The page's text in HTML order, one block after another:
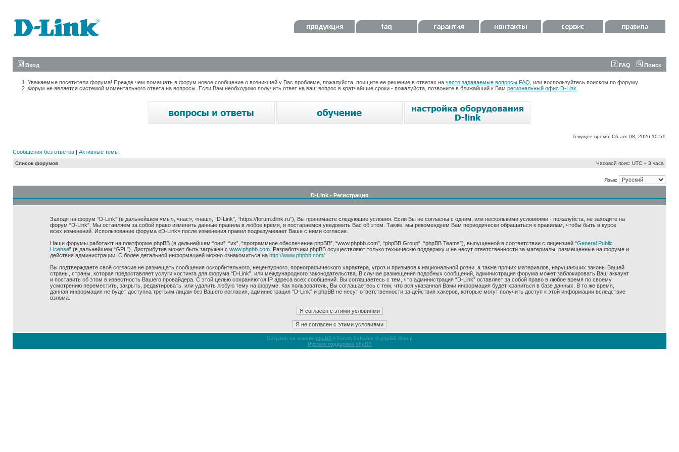
Вход FAQ Поиск
Уважаемые посетители форума! Прежде чем помещать в форум новое сообщение о возникшей у Вас проблеме, пожалуйста, поищите ее решение в ответах на часто задаваемые вопросы FAQ , или воспользуйтесь поиском по форуму.
Форум не является системой моментального ответа на вопросы. Если Вам необходимо получить ответ на ваш вопрос в кратчайшие сроки - пожалуйста, позвоните в ближайший к Вам региональный офис D-Link.
Текущее время: Сб авг 08, 2026 10:51
Сообщения без ответов | Активные темы
Список форумов Часовой пояс: UTC + 3 часа
Язык:
D-Link - Регистрация
Заходя на форум “D-Link” (в дальнейшем «мы», «нас», «наш», “D-Link”, “https://forum.dlink.ru”), Вы принимаете следующие условия. Если Вы не согласны с одним, или несколькими условиями - пожалуйста, не заходите на
форум “D-Link”. Мы оставляем за собой право изменить данные правила в любое время, и постараемся уведомить Вас об этом. Также, мы рекомендуем Вам периодически обращаться к правилам, чтобы быть в курсе
всех изменений. Использование форума «D-Link» после изменения правил подразумевает Ваше с ними согласие.
Наши форумы работают на платформе phpBB (в дальнейшем “они”, “их”, “программное обеспечение phpBB”, “www.phpbb.com”, “phpBB Group”, “phpBB Teams”), выпущенной в соответствии с лицензией “General Public
License” (в дальнейшем “GPL”). Дистрибутив может быть загружен с www.phpbb.com. Разработчики phpBB осуществляют только техническю поддержку и не несут ответственности за материалы, размещенные на форуме и
действия администрации. С более детальной информацией можно ознакомиться на http://www.phpbb.com/.
Вы подтверждаете своё согласие не размещать сообщения оскорбительного, нецензурного, порнографического характера, угроз и призывов к национальной розни, а также прочих материалов, нарушаюших законы Вашей
страны, страны, которая предоставляет услуги хостинга для форума “D-Link”, или международного законодательства. В случае размещения подобных сообщений, администрация форума может заблокировать Ваш аккаунт
и поставить об этом в известность Вашего провайдера. С этой целью сохраняются IP адреса всех сообщений. Вы соглашаетесь с тем, что администрация “D-Link” оставляет за собой право в любое время по своему
усмотрению переместить, закрыть, редактировать, или удалить любую тему на форуме. Как пользователь, Вы соглашаетесь с тем, что вся указанная Вами информация будет храниться в базе данных. В то же время,
данная информация не будет доступна третьим лицам без Вашего согласия, администрация “D-Link” и phpBB не несут ответственности за действия хакеров, которые могут получить доступ к этой информации вследствие
взлома.
Создано на основе phpBB® Forum Software © phpBB Group
Русская поддержка phpBB